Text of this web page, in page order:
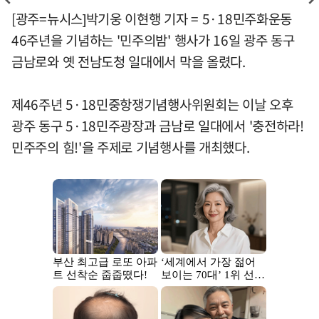
[광주=뉴시스]박기웅 이현행 기자 = 5·18민주화운동
46주년을 기념하는 '민주의밤' 행사가 16일 광주 동구
금남로와 옛 전남도청 일대에서 막을 올렸다.
제46주년 5·18민중항쟁기념행사위원회는 이날 오후
광주 동구 5·18민주광장과 금남로 일대에서 '충전하라!
민주주의 힘!'을 주제로 기념행사를 개최했다.